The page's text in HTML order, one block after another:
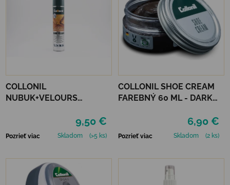
COLLONIL
NUBUK+VELOURS
9,50 €
Pozrieť viac Skladom (>5 ks)
COLLONIL SHOE CREAM
FAREBNÝ 60 ML - DARK
6,90 €
Pozrieť viac Skladom (2 ks)